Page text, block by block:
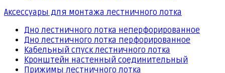
Аксессуары для монтажа лестничного лотка
Дно лестничного лотка неперфорированное
Дно лестничного лотка перфорированное
Кабельный спуск лестничного лотка
Кронштейн настенный соединительный
Прижимы лестничного лотка